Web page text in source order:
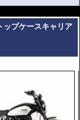
す。
￥85,000
93,500(税込)
ップケースキャリア